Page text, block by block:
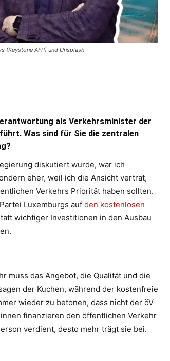
(Keystone AFP) und Unsplash
als Verkehrsminister der
Was sind für Sie die zentralen
diskutiert wurde, war ich
eher, weil ich die Ansicht vertrat,
Verkehrs Priorität haben sollten.
Luxemburgs auf den kostenlosen
wichtiger Investitionen in den Ausbau
muss das Angebot, die Qualität und die
der Kuchen, während der kostenfreie
wieder zu betonen, dass nicht der öV
finanzieren den öffentlichen Verkehr
verdient, desto mehr trägt sie bei.